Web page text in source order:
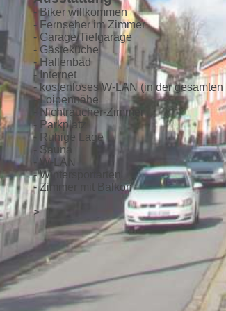
- Biker willkommen
- Fernseher im Zimmer
- Garage/Tiefgarage
- Gästeküche
- Hallenbad
- Internet
- kostenloses W-LAN (in der gesamten
- Loipennähe
- Nichtraucher-Zimmer
- Parkplatz
- Ruhige Lage
- Sauna
- W-LAN
- Wintersportarten
- Zimmer mit Balkon
>